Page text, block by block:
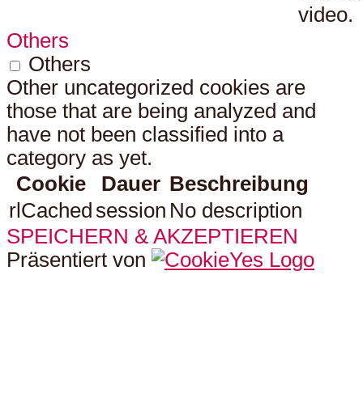
video.
Others
Others
Other uncategorized cookies are
those that are being analyzed and
have not been classified into a
category as yet.
Cookie
Dauer Beschreibung
rlCached session No description
SPEICHERN & AKZEPTIEREN
Präsentiert von